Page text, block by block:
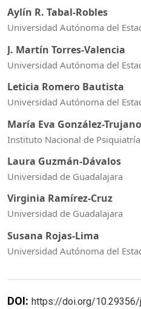
Aylín R. Tabal-Robles
Universidad Autónoma del
J. Martín Torres-Valencia
Universidad Autónoma del
Leticia Romero Bautista
Universidad Autónoma del
María Eva González-Trujano
Instituto Nacional de
Laura Guzmán-Dávalos
Universidad de Guadalajara
Virginia Ramírez-Cruz
Universidad de Guadalajara
Susana Rojas-Lima
Universidad Autónoma del
DOI: https://doi.org/10.29356/